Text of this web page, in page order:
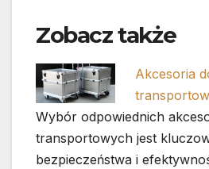
Zobacz także
Akcesoria
Wybór odpowiednich
transportowych jest
bezpieczeństwa i